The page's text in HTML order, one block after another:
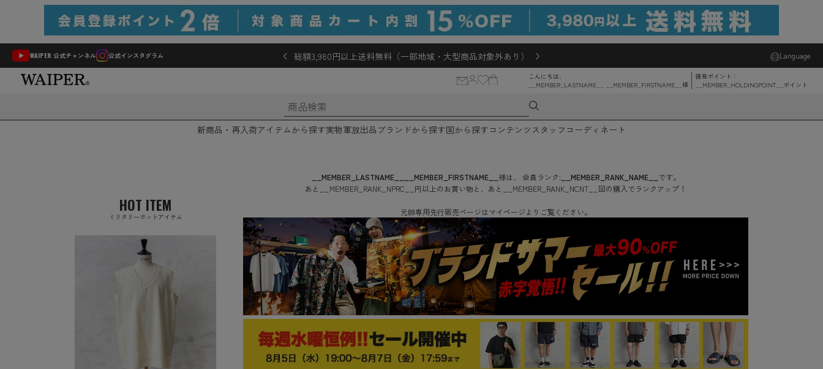
WAIPER 公式チャンネル 公式インスタグラム 総額3,980円以上送料無料（一部地域・大型商品対象外あり） Language
こんにちは、
__MEMBER_LASTNAME__ __MEMBER_FIRSTNAME__ 様
保有ポイント：
__MEMBER_HOLDINGPOINT__
ポイント
新商品・再入荷アイテムから探す実物軍放出品 ブランドから探す国から探す コンテンツ スタッフコーディネート
__MEMBER_LASTNAME__ __MEMBER_FIRSTNAME__ 様は、 会員ランク: __MEMBER_RANK_NAME__ です。
あと
__MEMBER_RANK_NPRC__ 円以上のお買い物と、あと __MEMBER_RANK_NCNT__ 回の購入でランクアップ！
元帥専用先行販売ページはマイページよりご覧ください。
HOT ITEM
ミリタリーホットアイテム